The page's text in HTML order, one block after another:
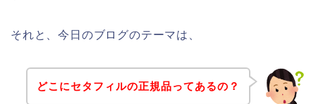
それと、今日のブログのテーマは、
どこにセタフィルの正規品ってあるの？